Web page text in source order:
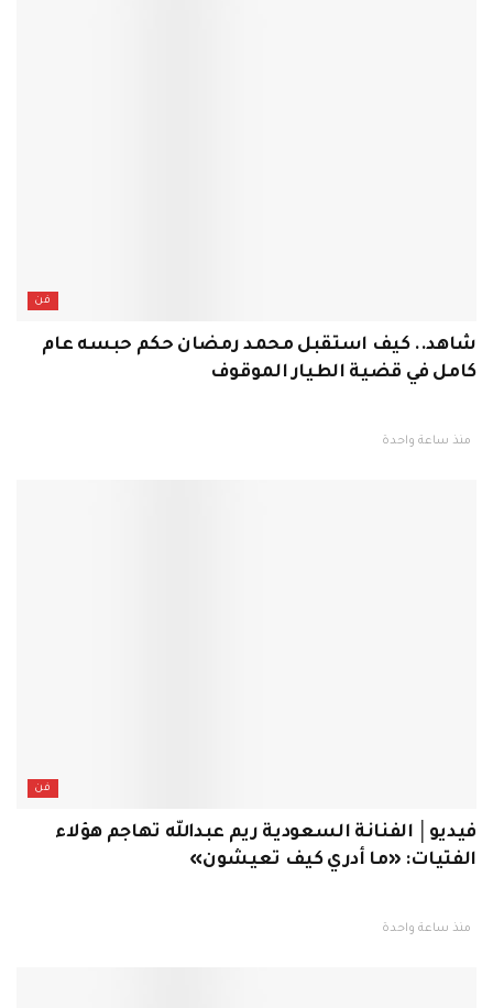
فن
شاهد.. كيف استقبل محمد رمضان حكم حبسه عام
كامل في قضية الطيار الموقوف
منذ ساعة واحدة
فن
فيديو│ الفنانة السعودية ريم عبدالله تهاجم هؤلاء
الفتيات: «ما أدري كيف تعيشون»
منذ ساعة واحدة